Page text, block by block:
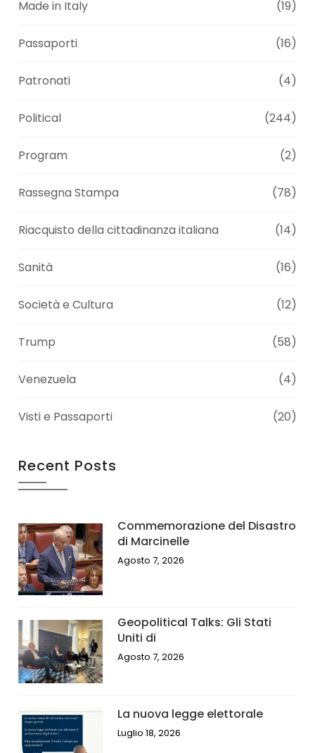
Made in Italy (19)
Passaporti (16)
Patronati (4)
Political (244)
Program (2)
Rassegna Stampa (78)
Riacquisto della cittadinanza italiana (14)
Sanità (16)
Società e Cultura (12)
Trump (58)
Venezuela (4)
Visti e Passaporti (20)
Recent Posts
Commemorazione del Disastro
di Marcinelle
Agosto 7, 2026
Geopolitical Talks: Gli Stati
Uniti di
Agosto 7, 2026
La nuova legge elettorale
Luglio 18, 2026